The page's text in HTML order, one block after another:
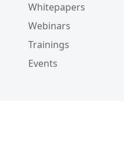
Whitepapers
Webinars
Trainings
Events